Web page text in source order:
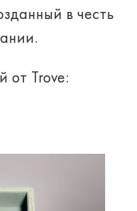
в честь
от Trove: